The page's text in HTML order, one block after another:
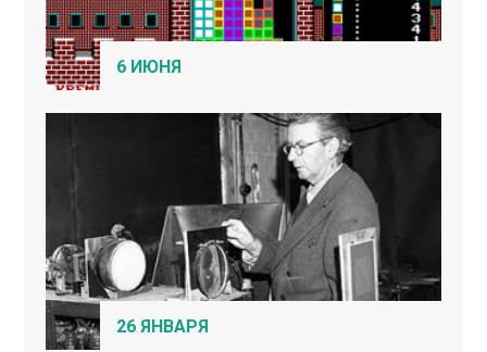
6 ИЮНЯ
26 ЯНВАРЯ